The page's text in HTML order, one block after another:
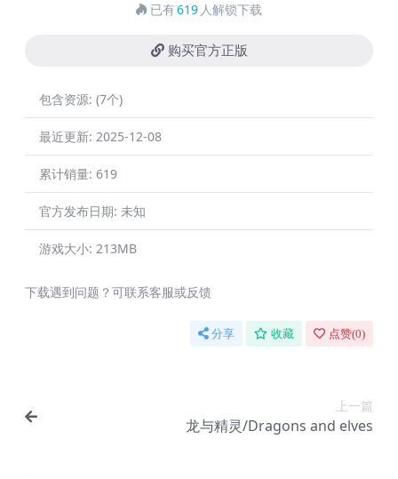
已有619 人解锁下载
购买官方正版
包含资源: (7个)
最近更新: 2025-12-08
累计销量: 619
官方发布日期: 未知
游戏大小: 213MB
下载遇到问题？可联系客服或反馈
分享 收藏 点赞(0)
上一篇
龙与精灵/Dragons and elves